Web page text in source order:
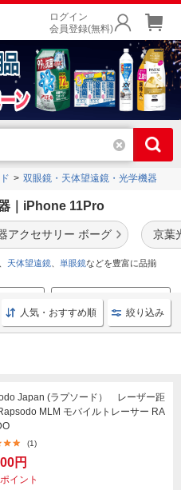
ログイン
会員登録(無料)
双眼鏡・天体望遠鏡・光学機器
｜iPhone 11Pro
アクセサリー ボーグ 京葉
天体望遠鏡 単眼鏡などを豊富に品揃
天体望遠鏡のおすすめ特集
人気・おすすめ順 絞り込み
Japan (ラプソード） レーザー距
MLM モバイルトレーサー RA
(1)
円
イント